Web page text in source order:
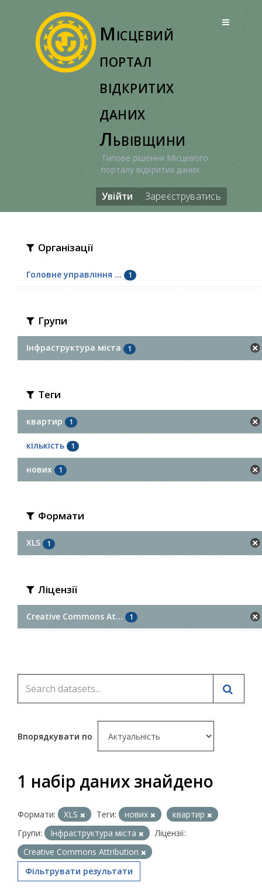
Місцевий
портал
відкритих
даних
Львівщини
Типове рішення Місцевого
порталу відкритих даних
Увійти Зареєструватись
Організації
Головне управління ... 1
Групи
Інфраструктура міста 1
Теги
квартир 1
кількість 1
нових 1
Формати
XLS 1
Ліцензії
Creative Commons At... 1
Впорядкувати по
1 набір даних знайдено
Формати: XLS Теги: нових
квартир
Групи:
Інфраструктура міста
Ліцензії:
Creative Commons Attribution
Фільтрувати результати